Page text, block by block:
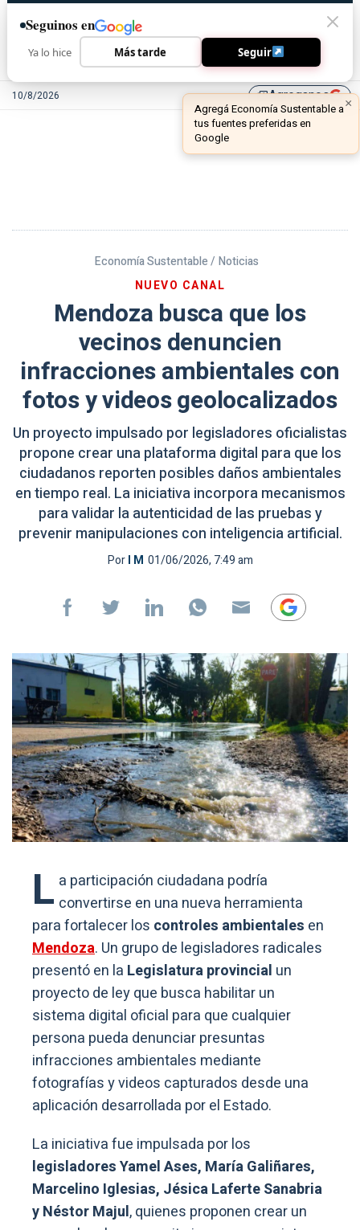
10/8/2026 library_addAgreganos
Economía Sustentable / Noticias
NUEVO CANAL
Mendoza busca que los
vecinos denuncien
infracciones ambientales con
fotos y videos geolocalizados
Un proyecto impulsado por legisladores oficialistas
propone crear una plataforma digital para que los
ciudadanos reporten posibles daños ambientales
en tiempo real. La iniciativa incorpora mecanismos
para validar la autenticidad de las pruebas y
prevenir manipulaciones con inteligencia artificial.
PorI M 01/06/2026, 7:49 am
L a participación ciudadana podría
convertirse en una nueva herramienta
para fortalecer los controles ambientales en
Mendoza. Un grupo de legisladores radicales
presentó en la Legislatura provincial un
proyecto de ley que busca habilitar un
sistema digital oficial para que cualquier
persona pueda denunciar presuntas
infracciones ambientales mediante
fotografías y videos capturados desde una
aplicación desarrollada por el Estado.
La iniciativa fue impulsada por los
legisladores Yamel Ases, María Galiñares,
Marcelino Iglesias, Jésica Laferte Sanabria
y Néstor Majul, quienes proponen crear un
Seguinos en
Ya lo hice Más tarde Seguir